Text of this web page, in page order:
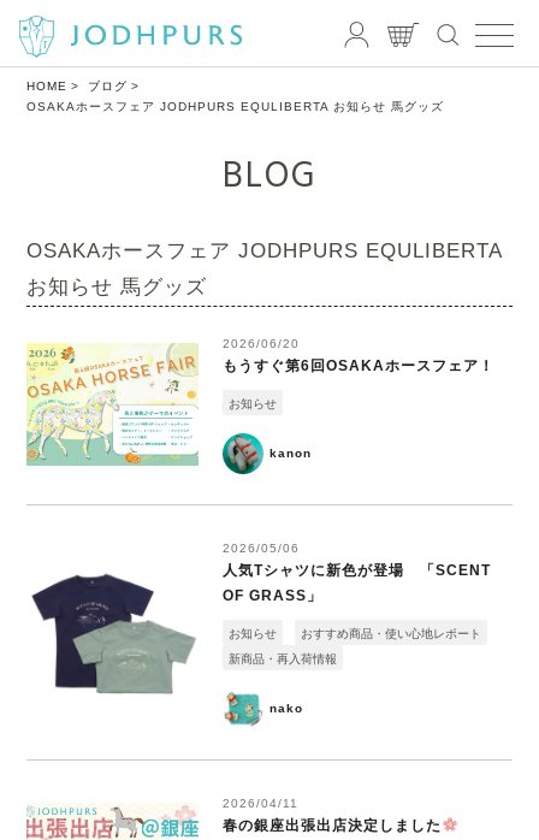
HOME
ブログ
OSAKAホースフェア JODHPURS EQULIBERTA お知らせ 馬グッズ
BLOG
OSAKAホースフェア JODHPURS EQULIBERTA
お知らせ 馬グッズ
2026/06/20
もうすぐ第6回OSAKAホースフェア！
kanon
お知らせ
2026/05/06
人気Tシャツに新色が登場 「SCENT
OF GRASS」
nako
お知らせ
おすすめ商品・使い心地レポート
新商品・再入荷情報
2026/04/11
春の銀座出張出店決定しました